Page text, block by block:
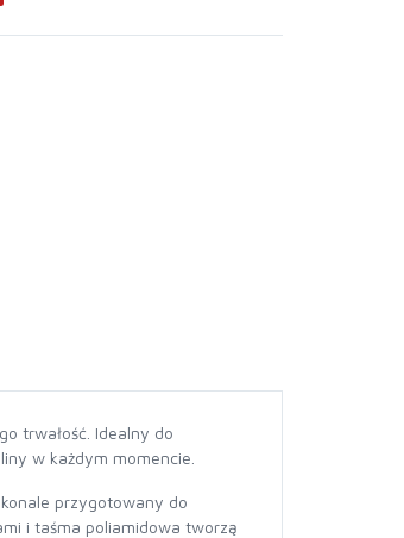
trwałość. Idealny do
w każdym momencie.
przygotowany do
i taśma poliamidowa tworzą